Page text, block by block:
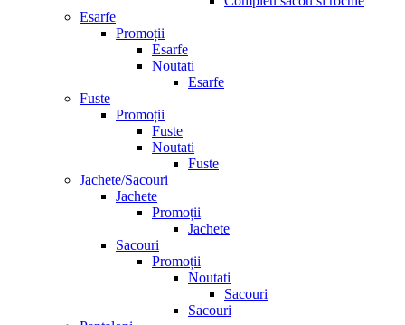
Esarfe
Promoții
Esarfe
Noutati
Esarfe
Fuste
Promoții
Fuste
Noutati
Fuste
Jachete/Sacouri
Jachete
Promoții
Jachete
Sacouri
Promoții
Noutati
Sacouri
Sacouri